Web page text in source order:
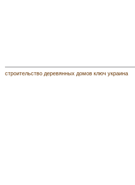
строительство деревянных домов ключ украина